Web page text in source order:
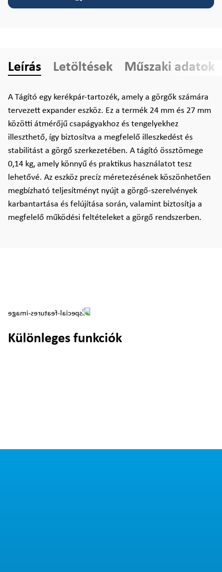
Leírás Letöltések Műszaki adatok
A Tágító egy kerékpár-tartozék, amely a görgők számára
tervezett expander eszköz. Ez a termék 24 mm és 27 mm
közötti átmérőjű csapágyakhoz és tengelyekhez
illeszthető, így biztosítva a megfelelő illeszkedést és
stabilitást a görgő szerkezetében. A tágító össztömege
0,14 kg, amely könnyű és praktikus használatot tesz
lehetővé. Az eszköz precíz méretezésének köszönhetően
megbízható teljesítményt nyújt a görgő-szerelvények
karbantartása és felújítása során, valamint biztosítja a
megfelelő működési feltételeket a görgő rendszerben.
Különleges funkciók